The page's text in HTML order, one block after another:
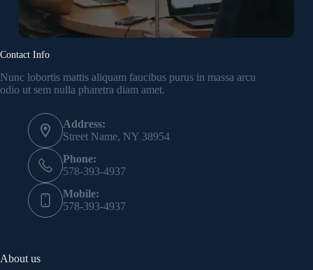
Contact Info
Nunc lobortis mattis aliquam faucibus purus in massa arcu
odio ut sem nulla pharetra diam amet.
Address:
Street Name, NY 38954
Phone:
578-393-4937
Mobile:
578-393-4937
About us